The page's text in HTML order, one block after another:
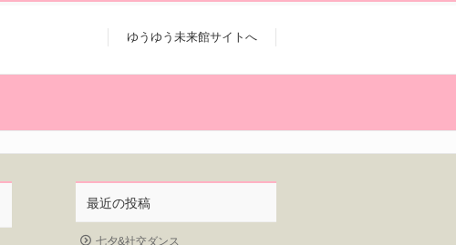
ゆうゆう未来館サイトへ
最近の投稿
七夕&社交ダンス